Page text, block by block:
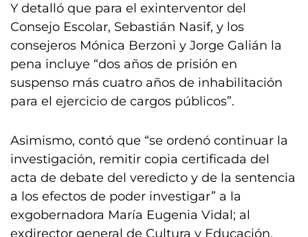
Y detalló que para el exinterventor del
Consejo Escolar, Sebastián Nasif, y los
consejeros Mónica Berzoni y Jorge Galián la
pena incluye “dos años de prisión en
suspenso más cuatro años de inhabilitación
para el ejercicio de cargos públicos”.
Asimismo, contó que “se ordenó continuar la
investigación, remitir copia certificada del
acta de debate del veredicto y de la sentencia
a los efectos de poder investigar” a la
exgobernadora María Eugenia Vidal; al
exdirector general de Cultura y Educación,